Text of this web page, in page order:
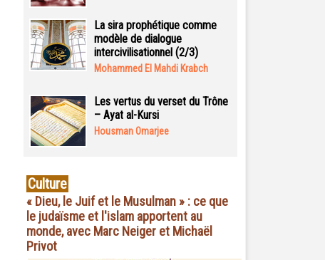
La sira prophétique comme
modèle de dialogue
intercivilisationnel (2/3)
Mohammed El Mahdi Krabch
Les vertus du verset du Trône
– Ayat al-Kursi
Housman Omarjee
Culture
« Dieu, le Juif et le Musulman » : ce que
le judaïsme et l'islam apportent au
monde, avec Marc Neiger et Michaël
Privot